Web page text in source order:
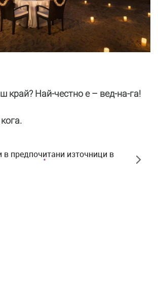
край? Най-честно е – вед-на-га!
в предпочитани източници в